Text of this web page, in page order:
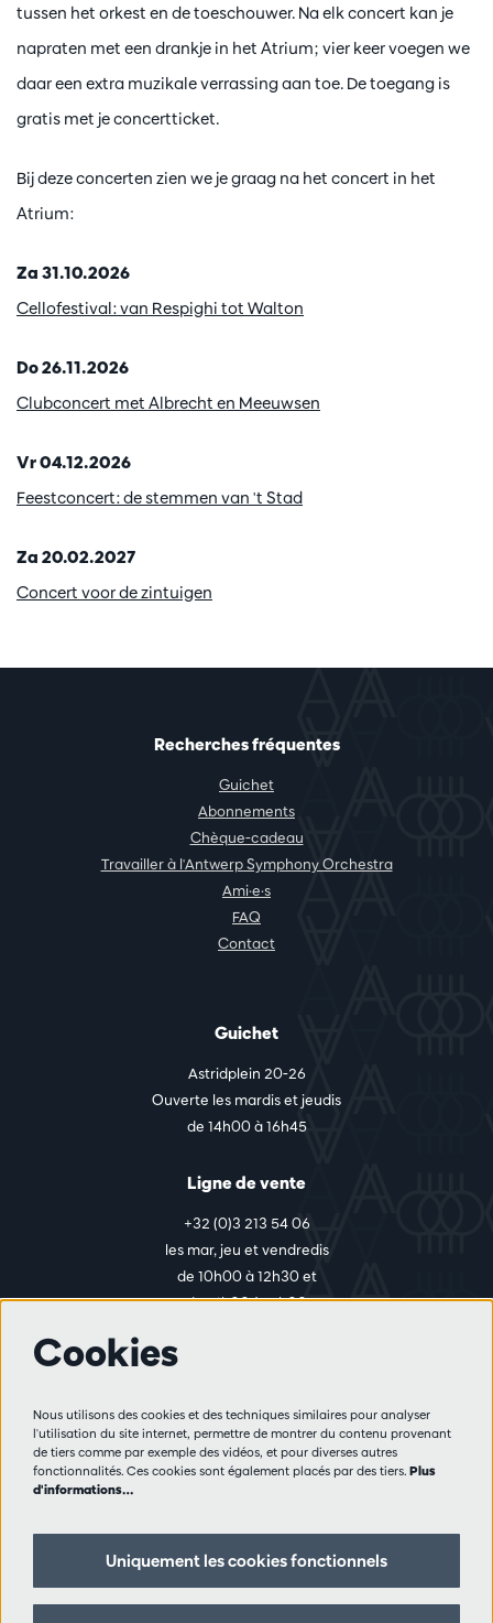
tussen het orkest en de toeschouwer. Na elk concert kan je
napraten met een drankje in het Atrium; vier keer voegen we
daar een extra muzikale verrassing aan toe. De toegang is
gratis met je concertticket.
Bij deze concerten zien we je graag na het concert in het
Atrium:
Za 31.10.2026
Cellofestival: van Respighi tot Walton
Do 26.11.2026
Clubconcert met Albrecht en Meeuwsen
Vr 04.12.2026
Feestconcert: de stemmen van 't Stad
Za 20.02.2027
Concert voor de zintuigen
Recherches fréquentes
Guichet
Abonnements
Chèque-cadeau
Travailler à l'Antwerp Symphony Orchestra
Ami·e·s
FAQ
Contact
Guichet
Astridplein 20-26
Ouverte les mardis et jeudis
de 14h00 à 16h45
Ligne de vente
+32 (0)3 213 54 06
les mar, jeu et vendredis
de 10h00 à 12h30 et
de 14h00 à 17h00
Règlement des visiteurs
Vie privée
Partenaires
Cookies
Nous utilisons des cookies et des techniques similaires pour analyser
l'utilisation du site internet, permettre de montrer du contenu provenant
de tiers comme par exemple des vidéos, et pour diverses autres
fonctionnalités. Ces cookies sont également placés par des tiers. Plus
d'informations…
Uniquement les cookies fonctionnels